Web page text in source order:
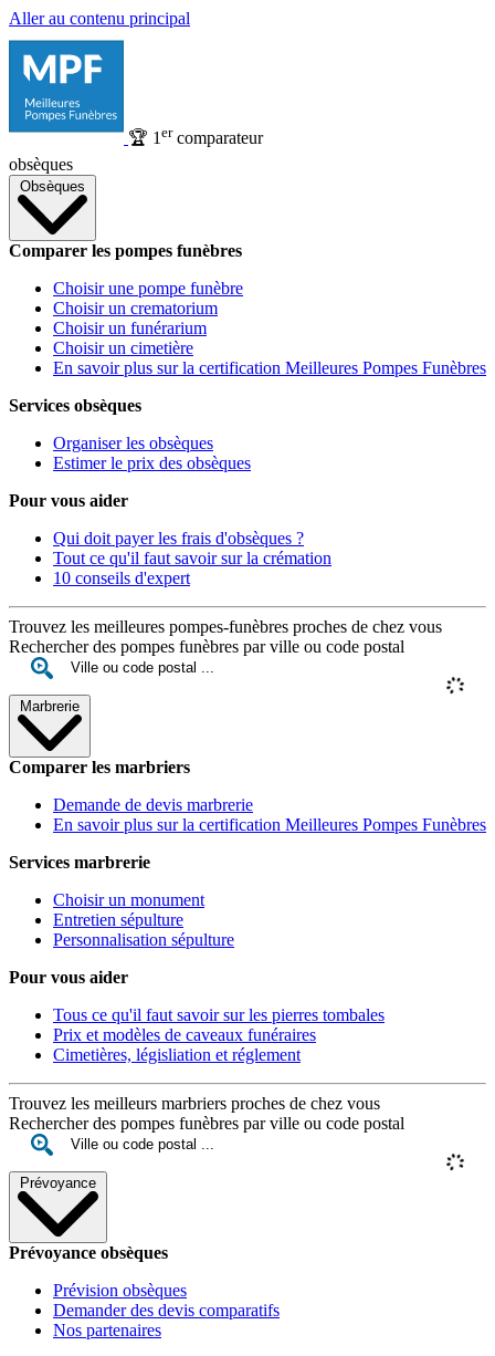
Aller au contenu principal
🏆 1 ercomparateur
obsèques
Obsèques
Comparer les pompes funèbres
Choisir une pompe funèbre
Choisir un crematorium
Choisir un funérarium
Choisir un cimetière
En savoir plus sur la certification Meilleures Pompes Funèbres
Services obsèques
Organiser les obsèques
Estimer le prix des obsèques
Pour vous aider
Qui doit payer les frais d'obsèques ?
Tout ce qu'il faut savoir sur la crémation
10 conseils d'expert
Trouvez les meilleures pompes-funèbres proches de chez vous
Rechercher des pompes funèbres par ville ou code postal
Marbrerie
Comparer les marbriers
Demande de devis marbrerie
En savoir plus sur la certification Meilleures Pompes Funèbres
Services marbrerie
Choisir un monument
Entretien sépulture
Personnalisation sépulture
Pour vous aider
Tous ce qu'il faut savoir sur les pierres tombales
Prix et modèles de caveaux funéraires
Cimetières, législiation et réglement
Trouvez les meilleurs marbriers proches de chez vous
Rechercher des pompes funèbres par ville ou code postal
Prévoyance
Prévoyance obsèques
Prévision obsèques
Demander des devis comparatifs
Nos partenaires